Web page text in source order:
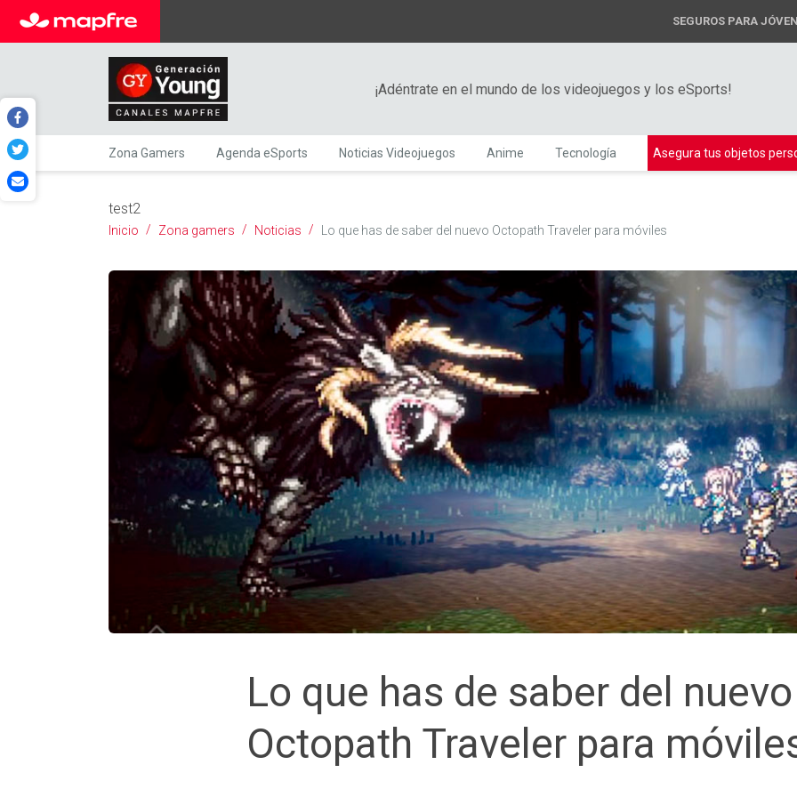
SEGUROS PARA
¡Adéntrate en el mundo de los videojuegos y los eSports!
Zona Gamers Agenda eSports Noticias Videojuegos Anime Tecnología Asegura tus objetos
test2
Inicio Zona gamers Noticias Lo que has de saber del nuevo Octopath Traveler para móviles
Lo que has de saber del nuevo
Octopath Traveler para